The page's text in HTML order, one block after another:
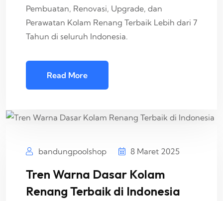
Pembuatan, Renovasi, Upgrade, dan
Perawatan Kolam Renang Terbaik Lebih dari 7
Tahun di seluruh Indonesia.
Read More
bandungpoolshop 8 Maret 2025
Tren Warna Dasar Kolam
Renang Terbaik di Indonesia